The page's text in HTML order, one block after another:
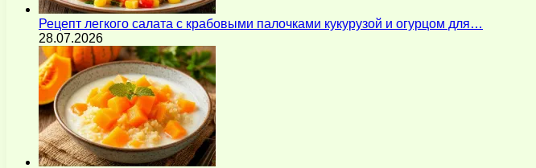
Рецепт легкого салата с крабовыми палочками кукурузой и огурцом для…
28.07.2026